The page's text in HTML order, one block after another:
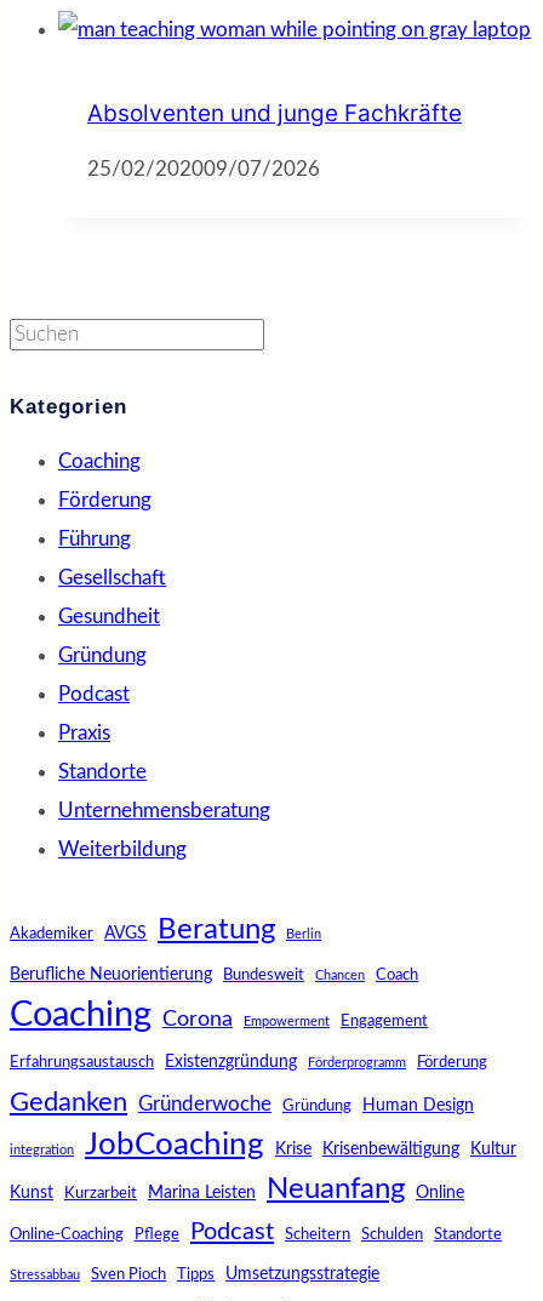
Absolventen und junge Fachkräfte
25/02/202009/07/2026
Suchen
Kategorien
Coaching
Förderung
Führung
Gesellschaft
Gesundheit
Gründung
Podcast
Praxis
Standorte
Unternehmensberatung
Weiterbildung
Akademiker AVGS Beratung Berlin
Berufliche Neuorientierung Bundesweit Chancen Coach
Coaching Corona Empowerment Engagement
Erfahrungsaustausch Existenzgründung Förderprogramm Förderung
Gedanken Gründerwoche Gründung Human Design
integration JobCoaching Krise Krisenbewältigung Kultur
Kunst Kurzarbeit Marina Leisten Neuanfang Online
Online-Coaching Pflege Podcast Scheitern Schulden Standorte
Stressabbau Sven Pioch Tipps Umsetzungsstrategie